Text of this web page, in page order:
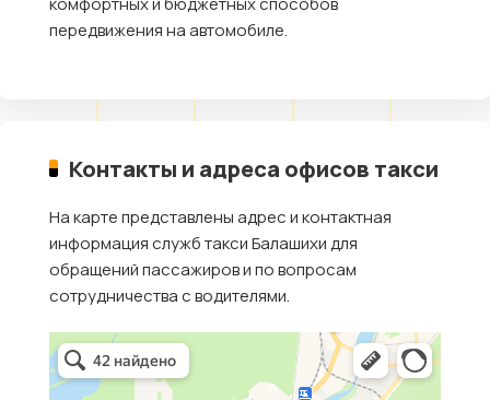
передвижения на автомобиле.
Контакты и адреса офисов такси
На карте представлены адрес и контактная
информация служб такси Балашихи для
обращений пассажиров и по вопросам
сотрудничества с водителями.